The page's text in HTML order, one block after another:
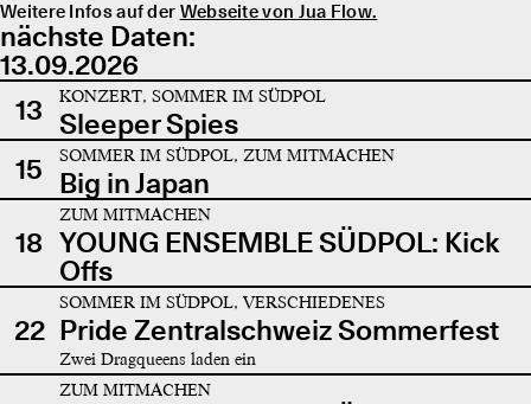
Weitere Infos auf der Webseite von Jua Flow.
nächste Daten:
13.09.2026
13
KONZERT, SOMMER IM SÜDPOL
Sleeper Spies
15
SOMMER IM SÜDPOL, ZUM MITMACHEN
Big in Japan
18
ZUM MITMACHEN
YOUNG ENSEMBLE SÜDPOL: Kick
Offs
22
SOMMER IM SÜDPOL, VERSCHIEDENES
Pride Zentralschweiz Sommerfest
Zwei Dragqueens laden ein
ZUM MITMACHEN